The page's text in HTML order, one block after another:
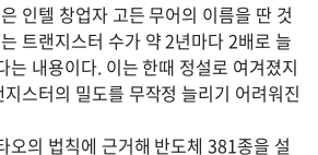
인텔 창업자 고든 무어의 이름을 딴 것
트랜지스터 수가 약 2년마다 2배로 늘
는 내용이다. 이는 한때 정설로 여겨졌지
스터의 밀도를 무작정 늘리기 어려워진
오의 법칙에 근거해 반도체 381종을 설